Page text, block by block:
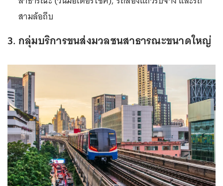
สามล้อถีบ
3. กลุ่มบริการขนส่งมวลชนสาธารณะขนาดใหญ่